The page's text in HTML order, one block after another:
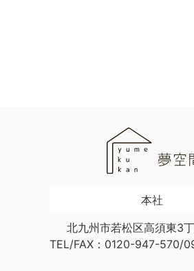
本社
北九州市若松区高須東3
TEL/FAX：0120-947-570/